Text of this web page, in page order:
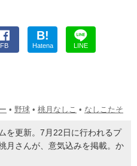
FB
B!
Hatena LINE
• 野球 • 桃月なしこ • なしこたそ
を更新。7月22日に行われるプ
月さんが、意気込みを掲載。か